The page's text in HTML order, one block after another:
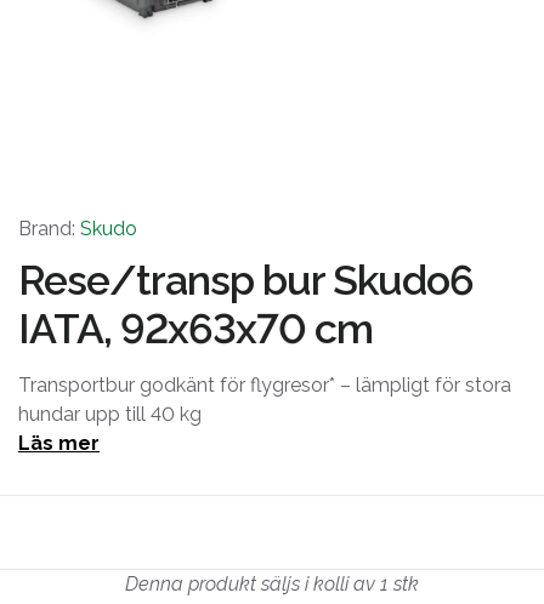
Brand: Skudo
Rese/transp bur Skudo6
IATA, 92x63x70 cm
Transportbur godkänt för flygresor* – lämpligt för stora
hundar upp till 40 kg
Läs mer
Denna produkt säljs i kolli av 1 stk